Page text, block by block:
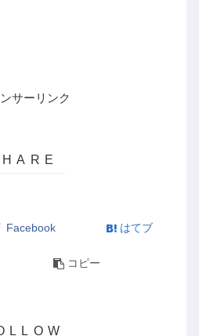
サーリンク
Facebook はてブ
コピー